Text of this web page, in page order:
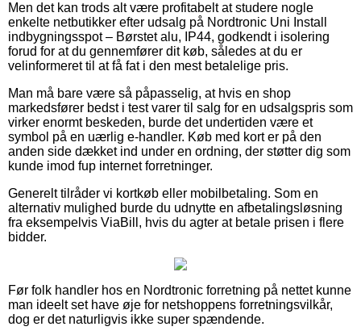
Men det kan trods alt være profitabelt at studere nogle
enkelte netbutikker efter udsalg på Nordtronic Uni Install
indbygningsspot – Børstet alu, IP44, godkendt i isolering
forud for at du gennemfører dit køb, således at du er
velinformeret til at få fat i den mest betalelige pris.
Man må bare være så påpasselig, at hvis en shop
markedsfører bedst i test varer til salg for en udsalgspris som
virker enormt beskeden, burde det undertiden være et
symbol på en uærlig e-handler. Køb med kort er på den
anden side dækket ind under en ordning, der støtter dig som
kunde imod fup internet forretninger.
Generelt tilråder vi kortkøb eller mobilbetaling. Som en
alternativ mulighed burde du udnytte en afbetalingsløsning
fra eksempelvis ViaBill, hvis du agter at betale prisen i flere
bidder.
Før folk handler hos en Nordtronic forretning på nettet kunne
man ideelt set have øje for netshoppens forretningsvilkår,
dog er det naturligvis ikke super spændende.